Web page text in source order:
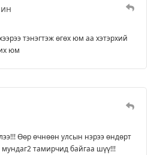
тэнэгтэж өгөх юм аа хэтэрхий
юм
Өөр өчнөөн улсын нэрээ өндөрт
тамирчид байгаа шүү!!!